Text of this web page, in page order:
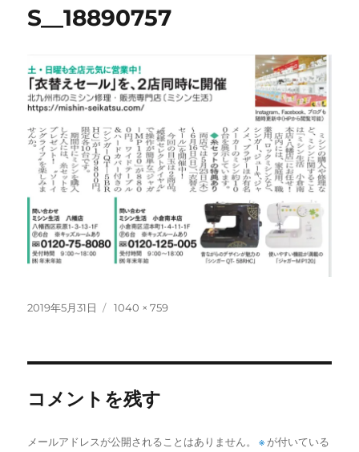
S__18890757
投
2019年5月31日
フ
1040 × 759
コメントを残す
メールアドレスが公開されることはありません。 ※ が付いている